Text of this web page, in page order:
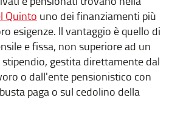
Quinto uno dei finanziamenti più
esigenze. Il vantaggio è quello di
e fissa, non superiore ad un
gestita direttamente dal
o dall'ente pensionistico con
paga o sul cedolino della